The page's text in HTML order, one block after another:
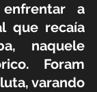
a
que recaía
naquele
Foram
varando